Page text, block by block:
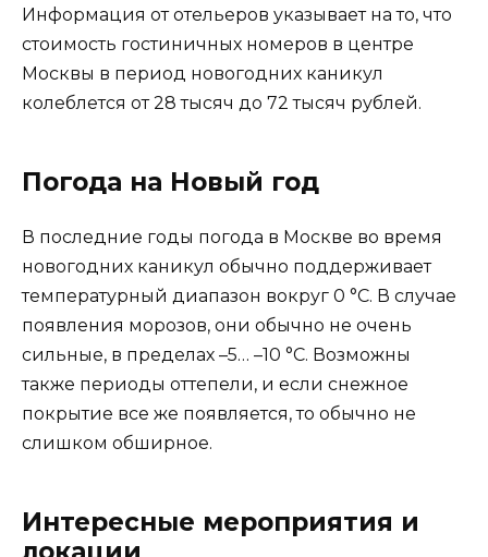
Информация от отельеров указывает на то, что
стоимость гостиничных номеров в центре
Москвы в период новогодних каникул
колеблется от 28 тысяч до 72 тысяч рублей.
Погода на Новый год
В последние годы погода в Москве во время
новогодних каникул обычно поддерживает
температурный диапазон вокруг 0 °C. В случае
появления морозов, они обычно не очень
сильные, в пределах –5… –10 °C. Возможны
также периоды оттепели, и если снежное
покрытие все же появляется, то обычно не
слишком обширное.
Интересные мероприятия и